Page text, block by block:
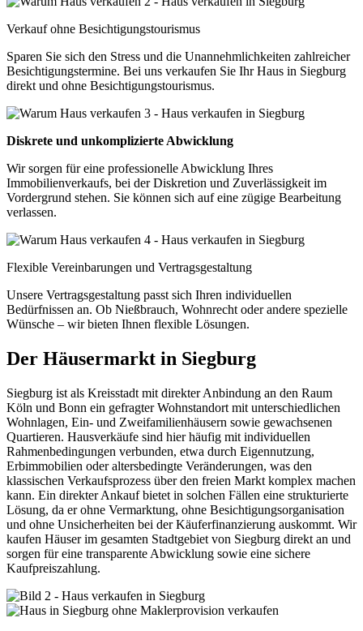
Verkauf ohne Besichtigungstourismus
Sparen Sie sich den Stress und die Unannehmlichkeiten zahlreicher
Besichtigungstermine. Bei uns verkaufen Sie Ihr Haus in Siegburg
direkt und ohne Besichtigungstourismus.
Diskrete und unkomplizierte Abwicklung
Wir sorgen für eine professionelle Abwicklung Ihres
Immobilienverkaufs, bei der Diskretion und Zuverlässigkeit im
Vordergrund stehen. Sie können sich auf eine zügige Bearbeitung
verlassen.
Flexible Vereinbarungen und Vertragsgestaltung
Unsere Vertragsgestaltung passt sich Ihren individuellen
Bedürfnissen an. Ob Nießbrauch, Wohnrecht oder andere spezielle
Wünsche – wir bieten Ihnen flexible Lösungen.
Der Häusermarkt in Siegburg
Siegburg ist als Kreisstadt mit direkter Anbindung an den Raum
Köln und Bonn ein gefragter Wohnstandort mit unterschiedlichen
Wohnlagen, Ein- und Zweifamilienhäusern sowie gewachsenen
Quartieren. Hausverkäufe sind hier häufig mit individuellen
Rahmenbedingungen verbunden, etwa durch Eigennutzung,
Erbimmobilien oder altersbedingte Veränderungen, was den
klassischen Verkaufsprozess über den freien Markt komplex machen
kann. Ein direkter Ankauf bietet in solchen Fällen eine strukturierte
Lösung, da er ohne Vermarktung, ohne Besichtigungsorganisation
und ohne Unsicherheiten bei der Käuferfinanzierung auskommt. Wir
kaufen Häuser im gesamten Stadtgebiet von Siegburg direkt an und
sorgen für eine transparente Abwicklung sowie eine sichere
Kaufpreiszahlung.